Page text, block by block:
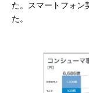
た。スマートフォン
た。